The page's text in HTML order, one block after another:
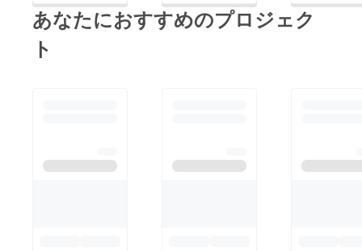
ノブ（玄関ドア・イン
を引き続き行います
る皆様、ありがとうご
ざいます。講師育成の
プロジェクトの内容を
あなたにおすすめのプロジェク
ト